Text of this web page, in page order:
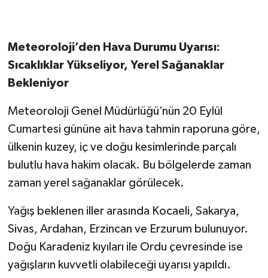
Meteoroloji’den Hava Durumu Uyarısı:
Sıcaklıklar Yükseliyor, Yerel Sağanaklar
Bekleniyor
Meteoroloji Genel Müdürlüğü’nün 20 Eylül
Cumartesi gününe ait hava tahmin raporuna göre,
ülkenin kuzey, iç ve doğu kesimlerinde parçalı
bulutlu hava hakim olacak. Bu bölgelerde zaman
zaman yerel sağanaklar görülecek.
Yağış beklenen iller arasında Kocaeli, Sakarya,
Sivas, Ardahan, Erzincan ve Erzurum bulunuyor.
Doğu Karadeniz kıyıları ile Ordu çevresinde ise
yağışların kuvvetli olabileceği uyarısı yapıldı.